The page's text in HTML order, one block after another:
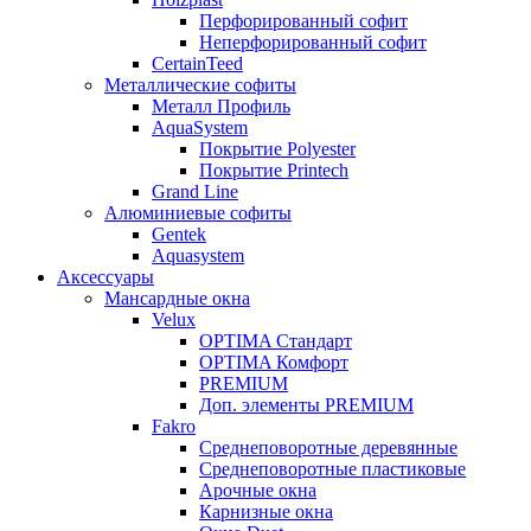
Перфорированный софит
Неперфорированный софит
CertainTeed
Металлические софиты
Металл Профиль
AquaSystem
Покрытие Polyester
Покрытие Printech
Grand Line
Алюминиевые софиты
Gentek
Aquasystem
Аксессуары
Мансардные окна
Velux
OPTIMA Стандарт
OPTIMA Комфорт
PREMIUM
Доп. элементы PREMIUM
Fakro
Cреднеповоротные деревянные
Cреднеповоротные пластиковые
Арочные окна
Карнизные окна